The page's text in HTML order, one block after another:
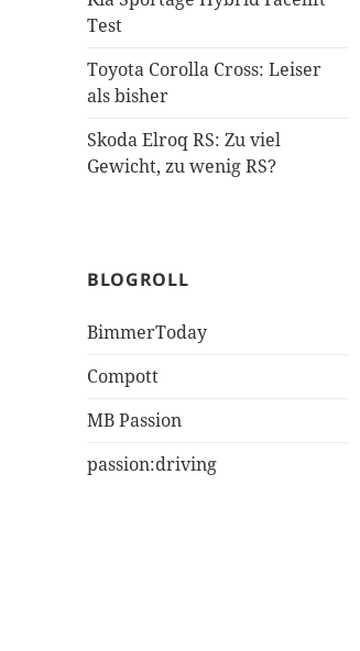
Test
Toyota Corolla Cross: Leiser
als bisher
Skoda Elroq RS: Zu viel
Gewicht, zu wenig RS?
BLOGROLL
BimmerToday
Compott
MB Passion
passion:driving